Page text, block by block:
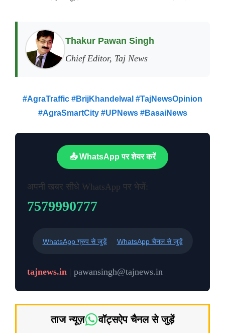
Thakur Pawan Singh
Chief Editor, Taj News
#AgraTraffic #BrijKhandelwal #TajNewsOpinion
#AgraSmartCity #UPNews #BasaiNews
📤 WhatsApp पर शेयर करें
अपनी खबर सीधे WhatsApp पर भेजें:
7579990777
WhatsApp ग्रुप से जुड़ें WhatsApp चैनल से जुड़ें
tajnews.in pawansingh@tajnews.in
ताज न्यूज़ वॉट्सऐप चैनल से जुड़ें